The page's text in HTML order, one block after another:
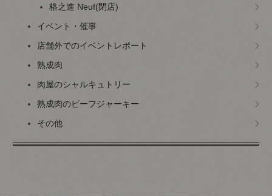
格之進 Neuf(閉店)
イベント・催事
店舗外でのイベントレポート
熟成肉
肉屋のシャルキュトリー
熟成肉のビーフジャーキー
その他